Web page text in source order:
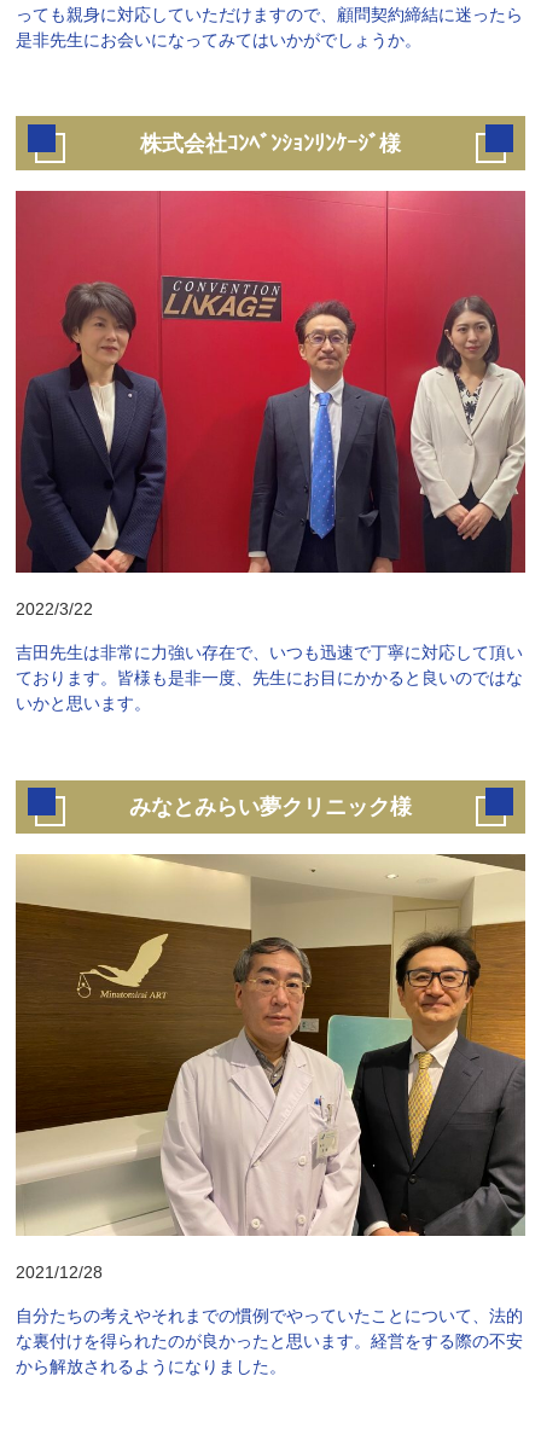
っても親身に対応していただけますので、顧問契約締結に迷ったら
是非先生にお会いになってみてはいかがでしょうか。
株式会社ｺﾝﾍﾞﾝｼｮﾝﾘﾝｹｰｼﾞ様
2022/3/22
吉田先生は非常に力強い存在で、いつも迅速で丁寧に対応して頂い
ております。皆様も是非一度、先生にお目にかかると良いのではな
いかと思います。
みなとみらい夢クリニック様
2021/12/28
自分たちの考えやそれまでの慣例でやっていたことについて、法的
な裏付けを得られたのが良かったと思います。経営をする際の不安
から解放されるようになりました。